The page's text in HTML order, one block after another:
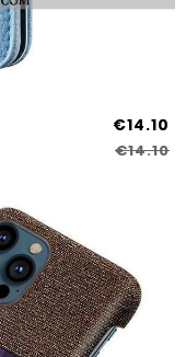
€14.10
€14.10